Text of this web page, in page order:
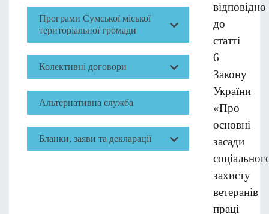
Програми Сумської міської
територіальної громади
Колективні договори
Альтернативна служба
Бланки, заяви та декларації
відповідно
до
статті
6
Закону
України
«Про
основні
засади
захисту
ветеранів
праці